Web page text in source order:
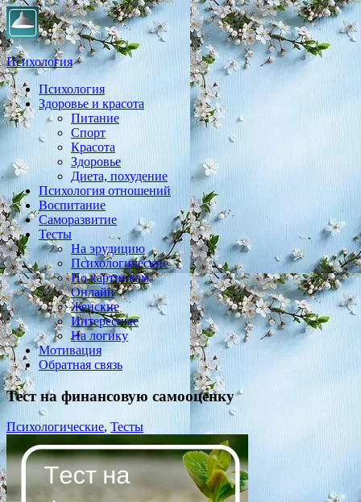
Психология
Практическая психология, личностный рост, экология,
здоровье, воспитание,
Психология
Здоровье и красота
Питание
Спорт
Красота
Здоровье
Диета, похудение
Психология отношений
Воспитание
Саморазвитие
Тесты
На эрудицию
Психологические
По картинкам
Онлайн
Женские
Интересные
На логику
Мотивация
Обратная связь
Тест на финансовую самооценку
Психологические, Тесты